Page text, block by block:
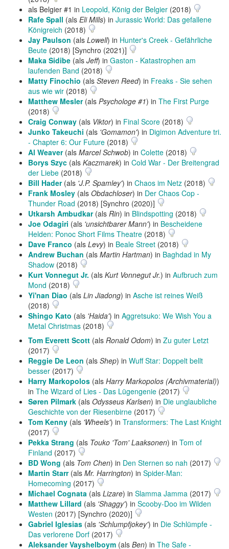
als Belgier #1 in Leopold, König der Belgier (2018)
Rafe Spall (als Eli Mills) in Jurassic World: Das gefallene
Königreich (2018)
Jay Paulson (als Lowell) in Hunter's Creek - Gefährliche
Beute (2018) [Synchro (2021)]
Maka Sidibe (als Jeff) in Gaston - Katastrophen am
laufenden Band (2018)
Matty Finochio (als Steven Reed) in Freaks - Sie sehen
aus wie wir (2018)
Matthew Mesler(als Psychologe #1) in The First Purge
(2018)
Craig Conway (als Viktor) in Final Score (2018)
Junko Takeuchi (als 'Gomamon') in Digimon Adventure tri.
- Chapter 6: Our Future (2018)
Al Weaver(als Marcel Schwob) in Colette (2018)
Borys Szyc (als Kaczmarek) in Cold War - Der Breitengrad
der Liebe (2018)
Bill Hader(als 'J.P. Spamley') in Chaos im Netz (2018)
Frank Mosley (als Obdachloser) in Der Chaos Cop -
Thunder Road (2018) [Synchro (2020)]
Utkarsh Ambudkar(als Rin) in Blindspotting (2018)
Joe Odagiri (als 'unsichtbarer Mann') in Bescheidene
Helden: Ponoc Short Films Theatre (2018)
Dave Franco (als Levy) in Beale Street (2018)
Andrew Buchan (als Martin Hartman) in Baghdad in My
Shadow (2018)
Kurt Vonnegut Jr. (als Kurt Vonnegut Jr.) in Aufbruch zum
Mond (2018)
Yi'nan Diao (als Lin Jiadong) in Asche ist reines Weiß
(2018)
Shingo Kato (als 'Haida') in Aggretsuko: We Wish You a
Metal Christmas (2018)
Tom Everett Scott (als Ronald Odom) in Zu guter Letzt
(2017)
Reggie De Leon (als Shep) in Wuff Star: Doppelt bellt
besser (2017)
Harry Markopolos (als Harry Markopolos (Archivmaterial))
in The Wizard of Lies - Das Lügengenie (2017)
Søren Pilmark (als Odysseus Karlsen) in Die unglaubliche
Geschichte von der Riesenbirne (2017)
Tom Kenny (als 'Wheels') in Transformers: The Last Knight
(2017)
Pekka Strang (als Touko 'Tom' Laaksonen) in Tom of
Finland (2017)
BD Wong (als Tom Chen) in Den Sternen so nah (2017)
Martin Starr(als Mr. Harrington) in Spider-Man:
Homecoming (2017)
Michael Cognata (als Lizare) in Slamma Jamma (2017)
Matthew Lillard (als 'Shaggy') in Scooby-Doo im Wilden
Westen (2017) [Synchro (2020)]
Gabriel Iglesias (als 'Schlumpfjokey') in Die Schlümpfe -
Das verlorene Dorf (2017)
Aleksander Vayshelboym (als Ben) in The Safe -